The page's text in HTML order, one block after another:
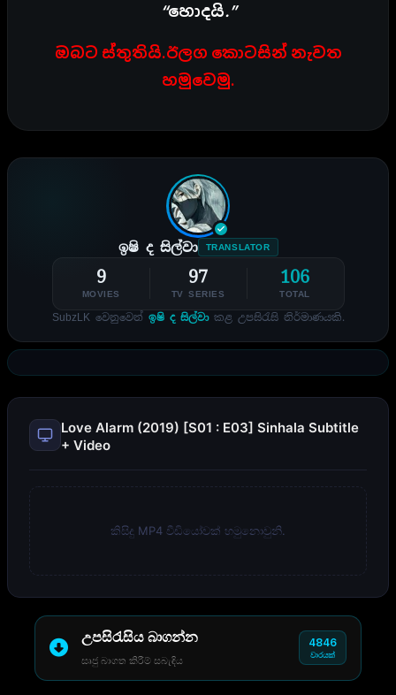
“හොදයි.”
ඔබට ස්තුතියි.ඊලග කොටසින් නැවත
හමුවෙමු.
ඉෂි ද සිල්වා TRANSLATOR
9
MOVIES
97
TV SERIES
106
TOTAL
SubzLK වෙනුවෙන් ඉෂි ද සිල්වාකළ උපසිරැසි නිර්මාණයකි.
Love Alarm (2019) [S01 : E03] Sinhala Subtitle
+ Video
කිසිදු MP4 වීඩියෝවක් හමුනොවුනි.
උපසිරැසිය බාගන්න
සෘජු බාගත කිරීම් සබැඳිය
4846
වාරයක්